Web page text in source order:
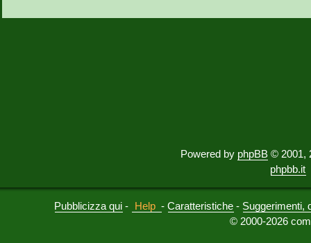
Powered by phpBB © 2001,
phpbb.it
Pubblicizza qui - Help -Caratteristiche - Suggerimenti,
© 2000-2026